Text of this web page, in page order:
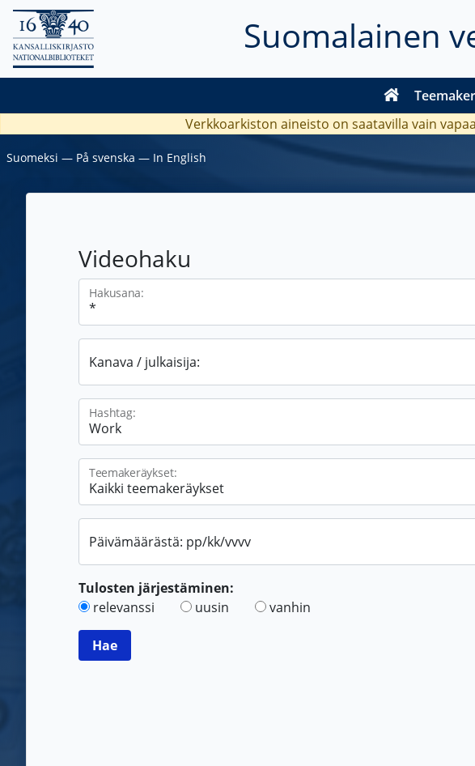
Suomalainen
Verkkoarkiston aineisto on saatavilla vain
Suomeksi ― På svenska ― In English
Videohaku
Hakusana:
Kanava / julkaisija:
Hashtag:
Teemakeräykset:
Päivämäärästä: pp/kk/vvvv
Tulosten järjestäminen:
relevanssi
uusin vanhin